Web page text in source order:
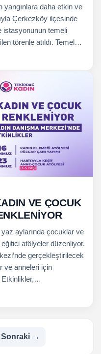
yangınlara daha etkin ve
Çerkezköy ilçesinde
istasyonunun temeli
törenle atıldı. Temel…
VE ÇOCUK
aylarında çocuklar ve
atölyeler düzenliyor.
gerçekleştirilecek
ve anneleri için
Etkinlikler,…
Sonraki →